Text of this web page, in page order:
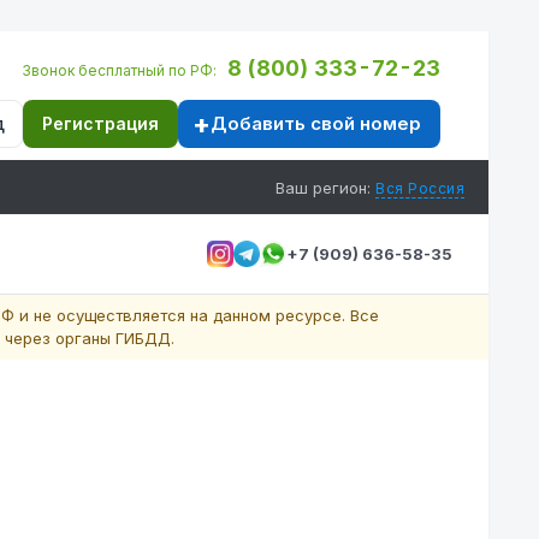
Звонок бесплатный по РФ: 8 (800) 333-72-23
Регистрация Добавить свой номер
Ваш регион: Вся Россия
+7 (909) 636-58-35
и не осуществляется на данном ресурсе. Все
органы ГИБДД.